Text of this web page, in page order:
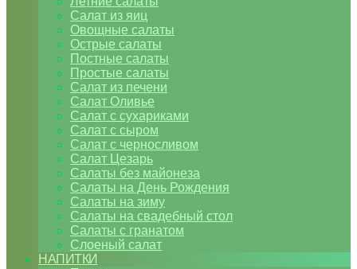
Салат из яиц
Овощные салаты
Острые салаты
Постные салаты
Простые салаты
Салат из печени
Салат Оливье
Салат с сухариками
Салат с сыром
Салат с черносливом
Салат Цезарь
Салаты без майонеза
Салаты на День Рождения
Салаты на зиму
Салаты на свадебный стол
Салаты с гранатом
Слоеный салат
НАПИТКИ